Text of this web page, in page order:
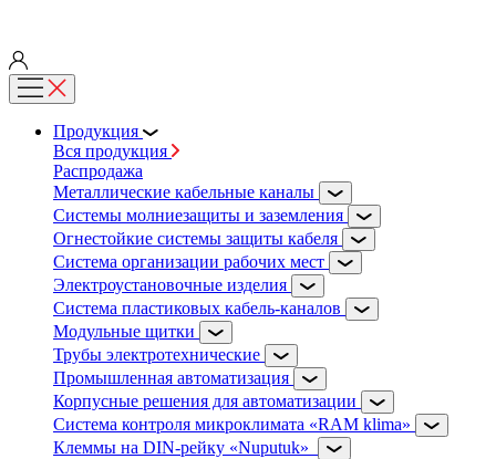
Продукция
Вся продукция
Распродажа
Металлические кабельные каналы
Системы молниезащиты и заземления
Огнестойкие системы защиты кабеля
Система организации рабочих мест
Электроустановочные изделия
Система пластиковых кабель-каналов
Модульные щитки
Трубы электротехнические
Промышленная автоматизация
Корпусные решения для автоматизации
Система контроля микроклимата «RAM klima»
Клеммы на DIN-рейку «Nuputuk»